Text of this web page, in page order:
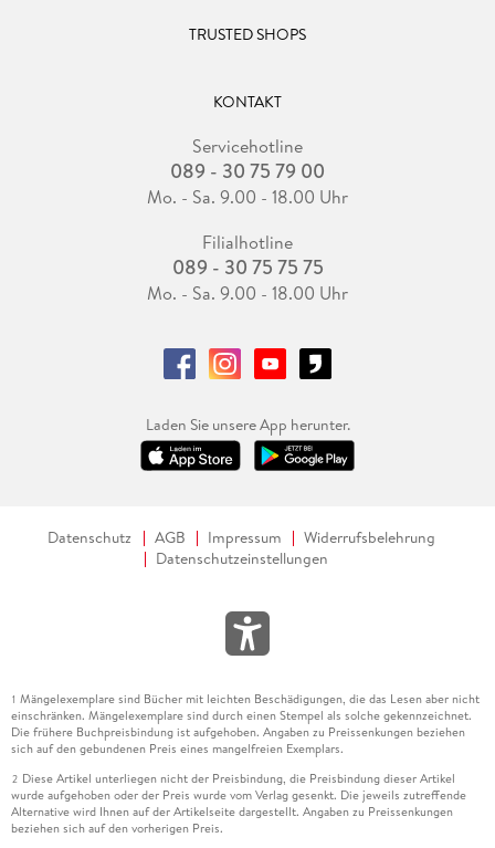
TRUSTED SHOPS
KONTAKT
Servicehotline
089 - 30 75 79 00
Mo. - Sa. 9.00 - 18.00 Uhr
Filialhotline
089 - 30 75 75 75
Mo. - Sa. 9.00 - 18.00 Uhr
Laden Sie unsere App herunter.
Datenschutz AGB Impressum
Widerrufsbelehrung
Datenschutzeinstellungen
1 Mängelexemplare sind Bücher mit leichten Beschädigungen, die das Lesen aber nicht
einschränken. Mängelexemplare sind durch einen Stempel als solche gekennzeichnet.
Die frühere Buchpreisbindung ist aufgehoben. Angaben zu Preissenkungen beziehen
sich auf den gebundenen Preis eines mangelfreien Exemplars.
2 Diese Artikel unterliegen nicht der Preisbindung, die Preisbindung dieser Artikel
wurde aufgehoben oder der Preis wurde vom Verlag gesenkt. Die jeweils zutreffende
Alternative wird Ihnen auf der Artikelseite dargestellt. Angaben zu Preissenkungen
beziehen sich auf den vorherigen Preis.